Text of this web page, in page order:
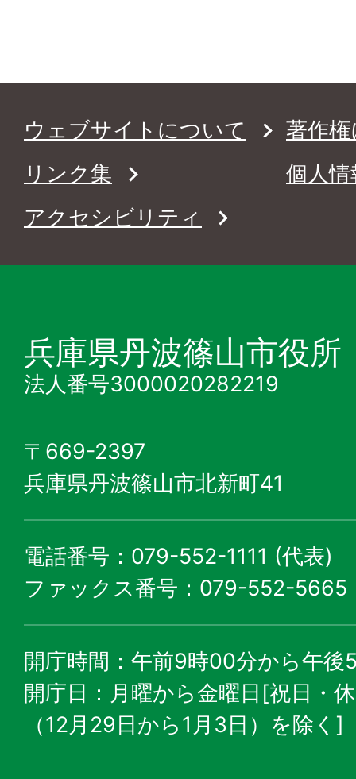
ウェブサイトについて
著作
リンク集
個人
アクセシビリティ
兵庫県丹波篠山市役所
法人番号3000020282219
〒669-2397
兵庫県丹波篠山市北新町41
電話番号：079-552-1111 (代表)
ファックス番号：079-552-5665
開庁時間：午前9時00分から午後
開庁日：月曜から金曜日[祝日・
（12月29日から1月3日）を除く]